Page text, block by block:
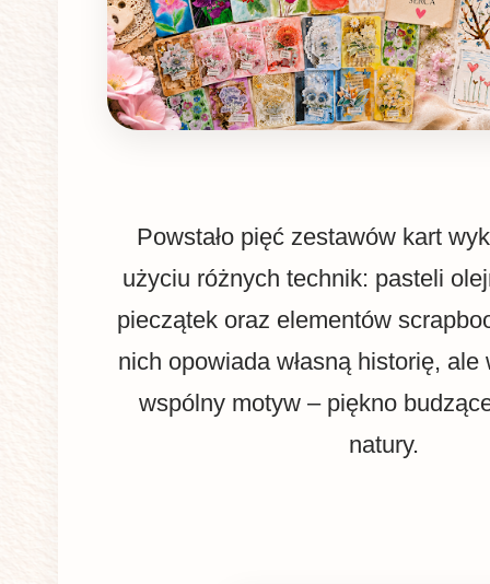
Powstało pięć zestawów kart
użyciu różnych technik: pasteli
pieczątek oraz elementów
nich opowiada własną historię, ale
wspólny motyw – piękno
natury.